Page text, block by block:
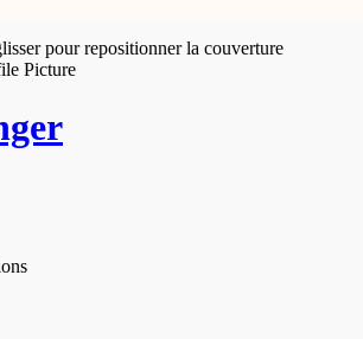
pour repositionner la couverture